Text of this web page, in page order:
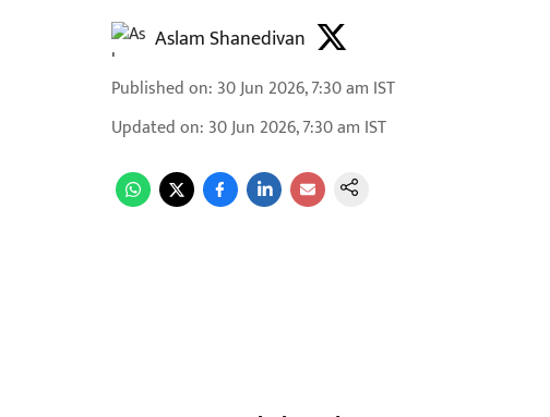
Aslam Shanedivan
Published on: 30 Jun 2026, 7:30 am IST
Updated on: 30 Jun 2026, 7:30 am IST